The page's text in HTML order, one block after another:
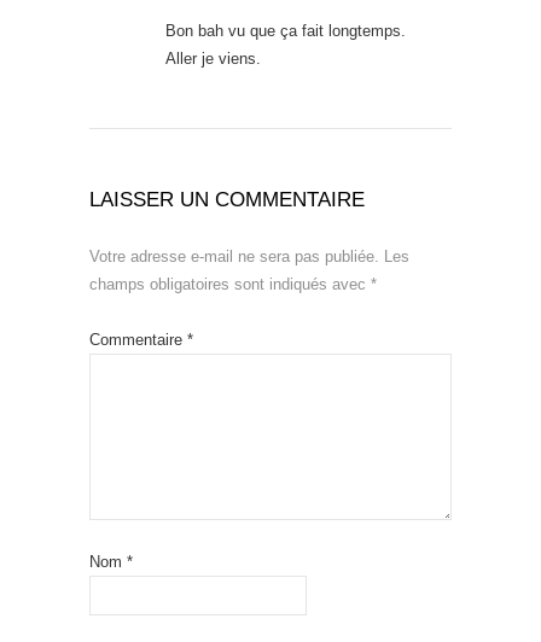
Bon bah vu que ça fait longtemps.
Aller je viens.
LAISSER UN COMMENTAIRE
Votre adresse e-mail ne sera pas publiée. Les
champs obligatoires sont indiqués avec *
Commentaire *
Nom *